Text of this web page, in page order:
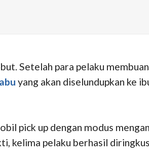
Setelah para pelaku
yang akan diselundupkan ke
pick up dengan modus
kelima pelaku berhasil